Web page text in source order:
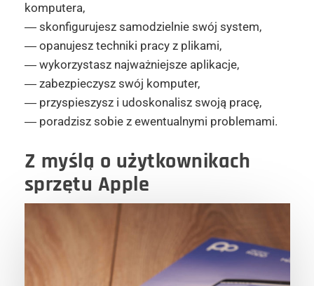
komputera,
― skonfigurujesz samodzielnie swój system,
― opanujesz techniki pracy z plikami,
― wykorzystasz najważniejsze aplikacje,
― zabezpieczysz swój komputer,
― przyspieszysz i udoskonalisz swoją pracę,
― poradzisz sobie z ewentualnymi problemami.
Z myślą o użytkownikach
sprzętu Apple